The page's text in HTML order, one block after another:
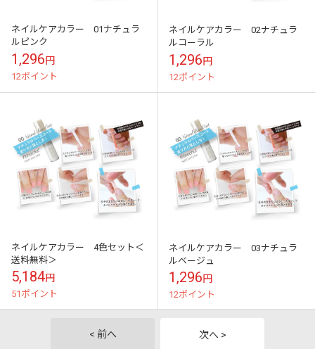
ネイルケアカラー 01ナチュラ
ルピンク
1,296円
12ポイント
ネイルケアカラー 02ナチュラ
ルコーラル
1,296円
12ポイント
ネイルケアカラー 4色セット＜
送料無料＞
5,184円
51ポイント
ネイルケアカラー 03ナチュラ
ルベージュ
1,296円
12ポイント
< 前へ 次へ >